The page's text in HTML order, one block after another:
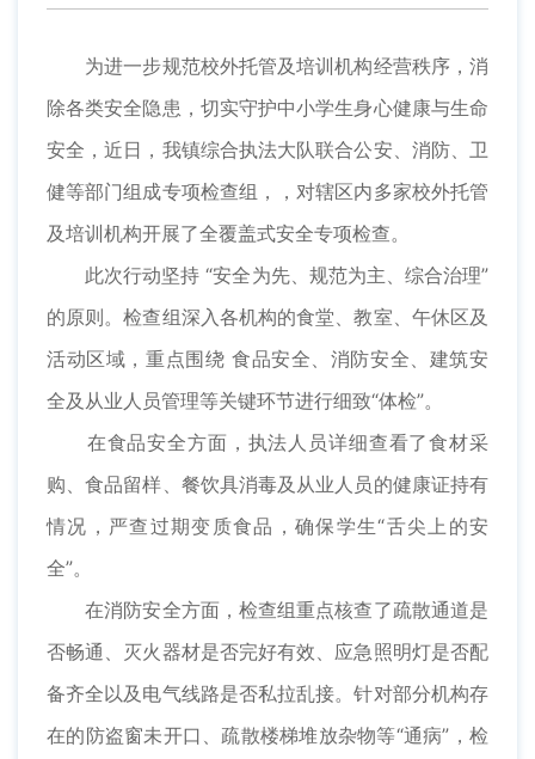
为进一步规范校外托管及培训机构经营秩序，消
除各类安全隐患，切实守护中小学生身心健康与生命
安全，近日，我镇综合执法大队联合公安、消防、卫
健等部门组成专项检查组，，对辖区内多家校外托管
及培训机构开展了全覆盖式安全专项检查。
此次行动坚持 “安全为先、规范为主、综合治理”
的原则。检查组深入各机构的食堂、教室、午休区及
活动区域，重点围绕 食品安全、消防安全、建筑安
全及从业人员管理等关键环节进行细致“体检”。
在食品安全方面，执法人员详细查看了食材采
购、食品留样、餐饮具消毒及从业人员的健康证持有
情况，严查过期变质食品，确保学生“舌尖上的安
全”。
在消防安全方面，检查组重点核查了疏散通道是
否畅通、灭火器材是否完好有效、应急照明灯是否配
备齐全以及电气线路是否私拉乱接。针对部分机构存
在的防盗窗未开口、疏散楼梯堆放杂物等“通病”，检